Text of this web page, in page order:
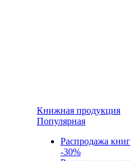
Книжная продукция
Популярная
Распродажа книг
-30%